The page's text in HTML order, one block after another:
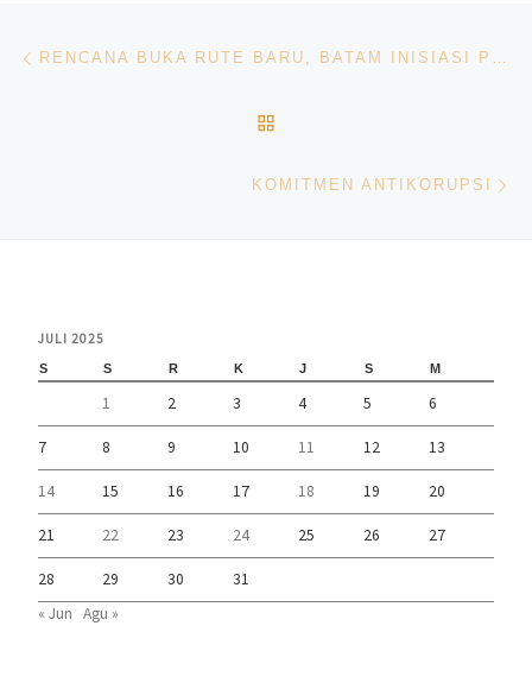
Navigasi pos RENCANA BUKA RUTE BARU, BATAM INISIASI PERTEMUAN AIR ASIA DAN ASOSIASI PARIWISATA DAN BIB
KOMITMEN ANTIKORUPSI
JULI 2025
S S R K J S M
1 2 3 4 5 6
7 8 9 10 11 12 13
14 15 16 17 18 19 20
21 22 23 24 25 26 27
28 29 30
31
« Jun Agu »